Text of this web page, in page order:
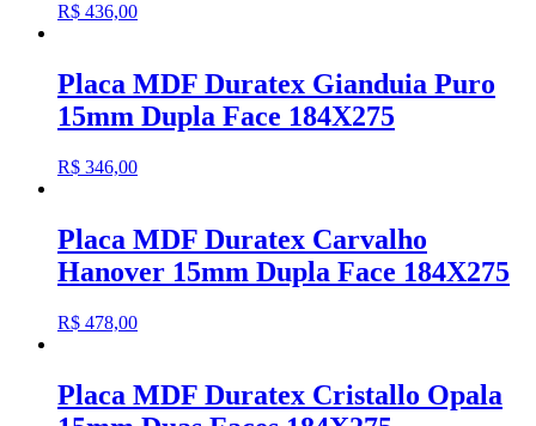
R$ 436,00
Placa MDF Duratex Gianduia Puro
15mm Dupla Face 184X275
R$ 346,00
Placa MDF Duratex Carvalho
Hanover 15mm Dupla Face 184X275
R$ 478,00
Placa MDF Duratex Cristallo Opala